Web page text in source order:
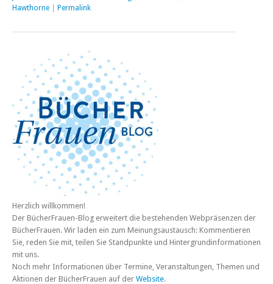
Hawthorne
Permalink
Herzlich willkommen!
Der BücherFrauen-Blog erweitert die bestehenden Webpräsenzen der
BücherFrauen. Wir laden ein zum Meinungsaustausch: Kommentieren
Sie, reden Sie mit, teilen Sie Standpunkte und Hintergrundinformationen
mit uns.
Noch mehr Informationen über Termine, Veranstaltungen, Themen und
Aktionen der BücherFrauen auf der Website.